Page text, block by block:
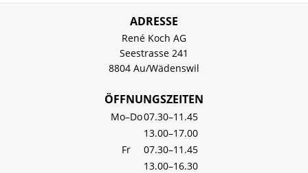
ADRESSE
René Koch AG
Seestrasse 241
8804 Au/Wädenswil
ÖFFNUNGSZEITEN
Mo–Do07.30–11.45
13.00–17.00
Fr
07.30–11.45
13.00–16.30